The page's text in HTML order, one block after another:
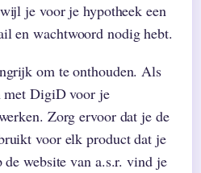
je voor je hypotheek een
en wachtwoord nodig hebt.
om te onthouden. Als
met DigiD voor je
Zorg ervoor dat je de
voor elk product dat je
website van a.s.r. vind je